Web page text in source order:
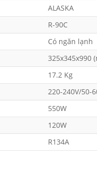
ALASKA
R-90C
Có ngăn lạnh
325x345x990
17.2 Kg
220-240V/50-
550W
120W
R134A